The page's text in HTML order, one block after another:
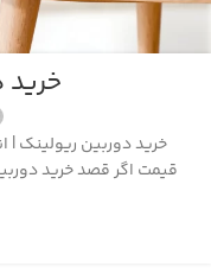
خرید
قیمت اگر قصد خرید